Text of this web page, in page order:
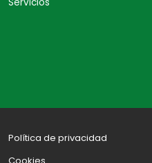
Servicios
Política de privacidad